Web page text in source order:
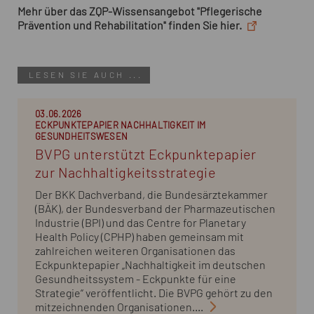
Mehr über das ZQP-Wissensangebot "Pflegerische
Prävention und Rehabilitation" finden Sie hier.
LESEN SIE AUCH ...
03.06.2026
ECKPUNKTEPAPIER NACHHALTIGKEIT IM
GESUNDHEITSWESEN
BVPG unterstützt Eckpunktepapier
zur Nachhaltigkeitsstrategie
Der BKK Dachverband, die Bundesärztekammer
(BÄK), der Bundesverband der Pharmazeutischen
Industrie (BPI) und das Centre for Planetary
Health Policy (CPHP) haben gemeinsam mit
zahlreichen weiteren Organisationen das
Eckpunktepapier „Nachhaltigkeit im deutschen
Gesundheitssystem - Eckpunkte für eine
Strategie“ veröffentlicht. Die BVPG gehört zu den
mitzeichnenden Organisationen....